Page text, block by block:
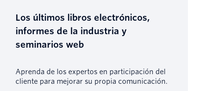
Los últimos libros electrónicos,
informes de la industria y
seminarios web
Aprenda de los expertos en participación del
cliente para mejorar su propia comunicación.